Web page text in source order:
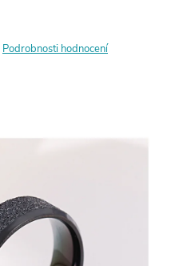
Podrobnosti hodnocení